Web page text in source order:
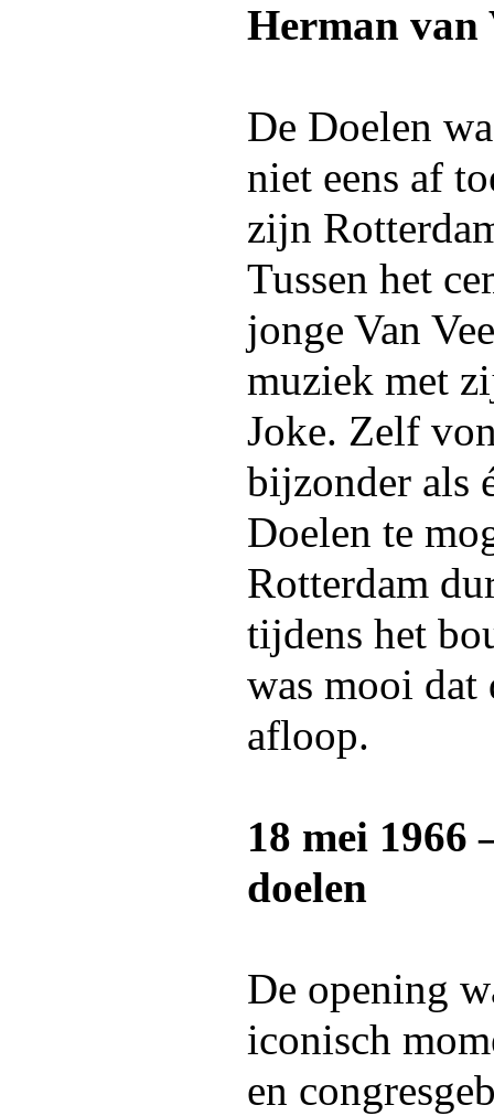
Herman van
De Doelen
niet eens af
zijn
Tussen het
jonge Van
muziek met
Joke. Zelf
bijzonder als
Doelen te
Rotterdam
tijdens het
was mooi
afloop.
18 mei 1966
doelen
De opening
iconisch
en